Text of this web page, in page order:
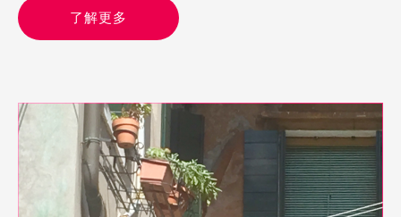
了解更多